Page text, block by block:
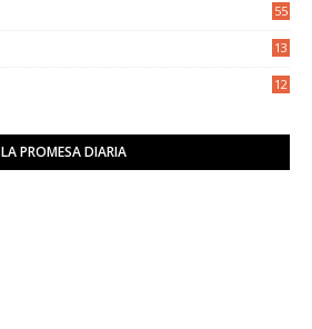
55
13
12
LA PROMESA DIARIA